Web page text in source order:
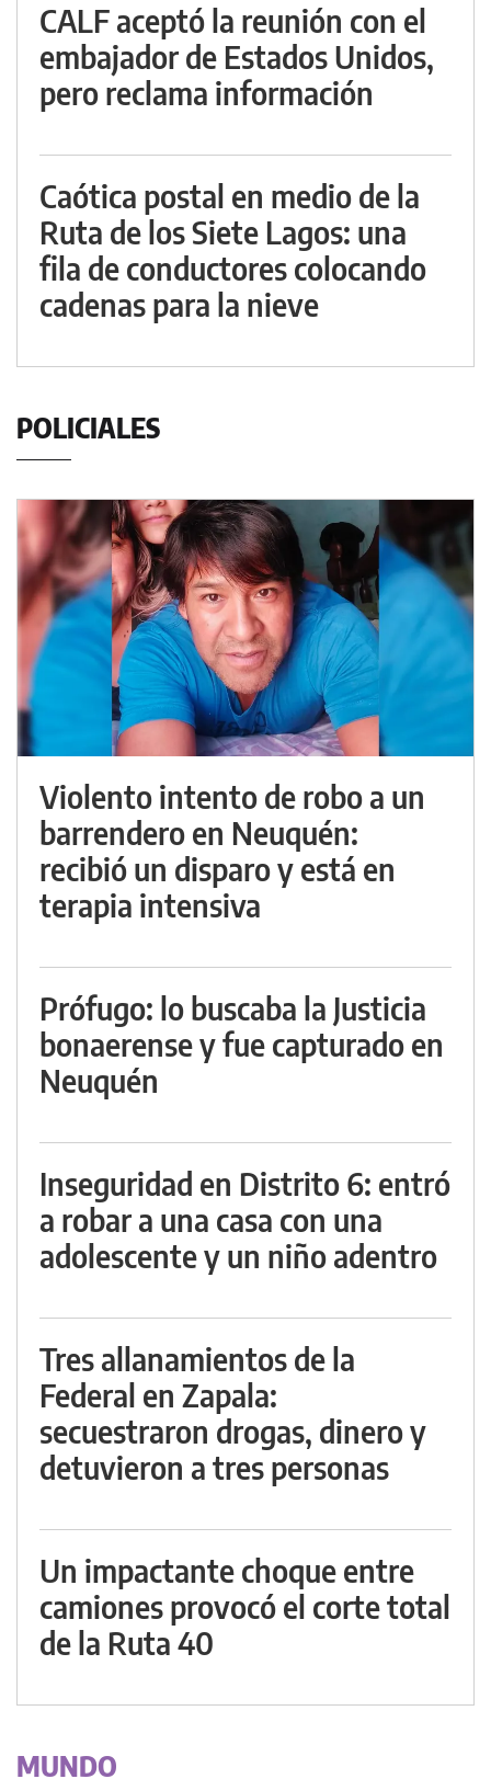
CALF aceptó la reunión con el
embajador de Estados Unidos,
pero reclama información
Caótica postal en medio de la
Ruta de los Siete Lagos: una
fila de conductores colocando
cadenas para la nieve
POLICIALES
Violento intento de robo a un
barrendero en Neuquén:
recibió un disparo y está en
terapia intensiva
Prófugo: lo buscaba la Justicia
bonaerense y fue capturado en
Neuquén
Inseguridad en Distrito 6: entró
a robar a una casa con una
adolescente y un niño adentro
Tres allanamientos de la
Federal en Zapala:
secuestraron drogas, dinero y
detuvieron a tres personas
Un impactante choque entre
camiones provocó el corte total
de la Ruta 40
MUNDO